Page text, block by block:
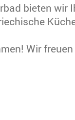
bieten wir
Wir